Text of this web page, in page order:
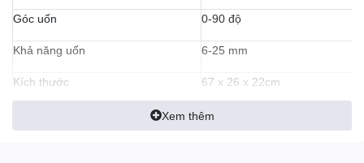
Góc uốn 0-90 độ
Khả năng uốn 6-25 mm
Kích thước 67 x 26 x 22cm
Trọng lượng máy: 20kg
(hộp+phụ kiện: 26kg)
Xem thêm